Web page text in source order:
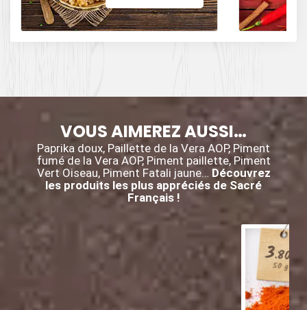
épicées avec du
poivre, du cumin,
et des piments.
VOUS AIMEREZ AUSSI…
Paprika doux, Paillette de la Vera AOP, Piment
fumé de la Vera AOP, Piment paillette, Piment
Vert Oiseau, Piment Fatali jaune… Découvrez
les produits les plus appréciés de Sacré
Français !
3.80
50 g